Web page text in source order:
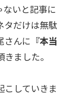
ないと記事に
タだけは無駄
さんに 『本当
ました。
こしていきま